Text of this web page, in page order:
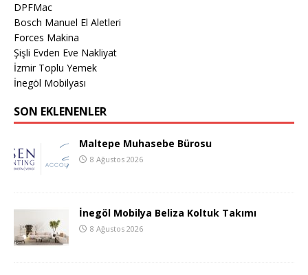
DPFMac
Bosch Manuel El Aletleri
Forces Makina
Şişli Evden Eve Nakliyat
İzmir Toplu Yemek
İnegöl Mobilyası
SON EKLENENLER
Maltepe Muhasebe Bürosu
8 Ağustos 2026
İnegöl Mobilya Beliza Koltuk Takımı
8 Ağustos 2026